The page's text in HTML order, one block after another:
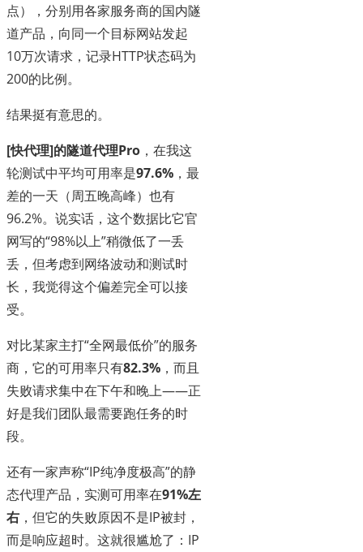
点），分别用各家服务商的国内隧
道产品，向同一个目标网站发起
10万次请求，记录HTTP状态码为
200的比例。
结果挺有意思的。
[快代理]的隧道代理Pro ，在我这
轮测试中平均可用率是97.6% ，最
差的一天（周五晚高峰）也有
96.2%。说实话，这个数据比它官
网写的“98%以上”稍微低了一丢
丢，但考虑到网络波动和测试时
长，我觉得这个偏差完全可以接
受。
对比某家主打“全网最低价”的服务
商，它的可用率只有82.3% ，而且
失败请求集中在下午和晚上——正
好是我们团队最需要跑任务的时
段。
还有一家声称“IP纯净度极高”的静
态代理产品，实测可用率在91%左
右 ，但它的失败原因不是IP被封，
而是响应超时。这就很尴尬了：IP